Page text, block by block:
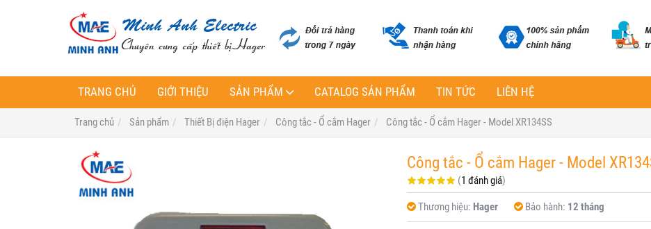
TRANG CHỦ GIỚI THIỆU SẢN PHẨM CATALOG SẢN PHẨM TIN TỨC LIÊN HỆ
Trang chủ Sản phẩm Thiết Bị điện Hager Công tắc - Ổ cắm Hager Công tắc - Ổ cắm Hager - Model XR134SS
Công tắc - Ổ cắm Hager - Model
(1 đánh giá)
Thương hiệu: Hager Bảo hành: 12 tháng